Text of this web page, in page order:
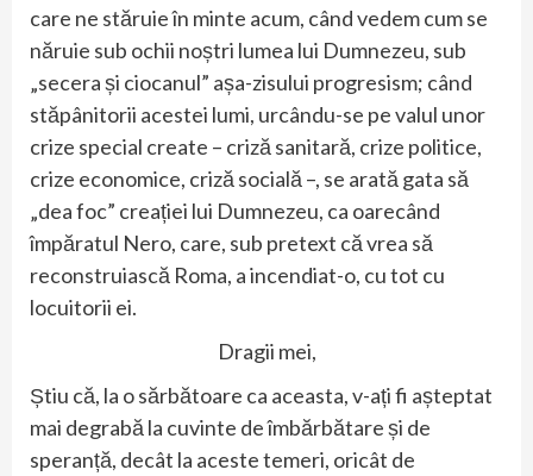
care ne stăruie în minte acum, când vedem cum se
năruie sub ochii noștri lumea lui Dumnezeu, sub
„secera și ciocanul” așa-zisului progresism; când
stăpânitorii acestei lumi, urcându-se pe valul unor
crize special create – criză sanitară, crize politice,
crize economice, criză socială –, se arată gata să
„dea foc” creației lui Dumnezeu, ca oarecând
împăratul Nero, care, sub pretext că vrea să
reconstruiască Roma, a incendiat-o, cu tot cu
locuitorii ei.
Dragii mei,
Știu că, la o sărbătoare ca aceasta, v-ați fi așteptat
mai degrabă la cuvinte de îmbărbătare și de
speranță, decât la aceste temeri, oricât de